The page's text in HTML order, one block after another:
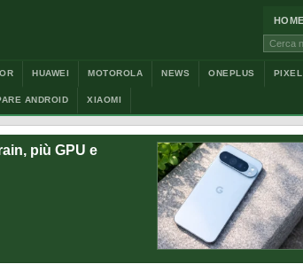
HOME
Cerca:
HUAWEI MOTOROLA NEWS ONEPLUS PIXEL
ANDROID XIAOMI
più GPU e